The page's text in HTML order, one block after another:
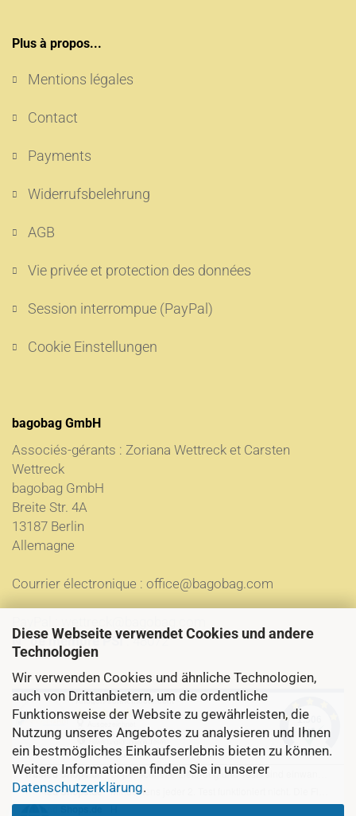
Diese Webseite verwendet Cookies und andere
Technologien
Wir verwenden Cookies und ähnliche Technologien,
auch von Drittanbietern, um die ordentliche
Funktionsweise der Website zu gewährleisten, die
Nutzung unseres Angebotes zu analysieren und Ihnen
ein bestmögliches Einkaufserlebnis bieten zu können.
Weitere Informationen finden Sie in unserer
Datenschutzerklärung.
Plus à propos...
Mentions légales
Contact
Payments
Widerrufsbelehrung
AGB
Vie privée et protection des données
Session interrompue (PayPal)
Cookie Einstellungen
bagobag GmbH
Associés-gérants : Zoriana Wettreck et Carsten
Wettreck
bagobag GmbH
Breite Str. 4A
13187 Berlin
Allemagne
Courrier électronique : office@bagobag.com
N° de membre PSI: 48072